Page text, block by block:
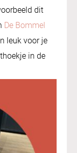
dit
De Bommel
leuk voor je
in de